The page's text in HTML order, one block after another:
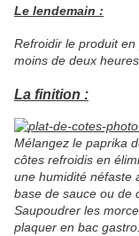
Le lendemain :
Refroidir le produit
moins de deux
La finition :
Mélangez le paprika
côtes refroidis en
une humidité néfaste
base de sauce ou de
Saupoudrer les
plaquer en bac gastro.